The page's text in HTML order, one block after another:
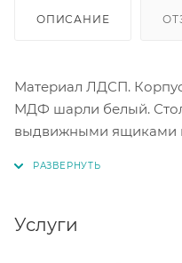
ОПИСАНИЕ
Материал ЛДСП.
МДФ шарли белый.
выдвижными ящиками
Услуги